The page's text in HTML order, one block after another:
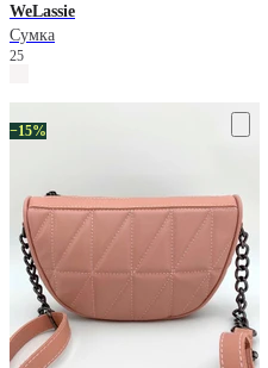
WeLassie
Сумка
25
−15%